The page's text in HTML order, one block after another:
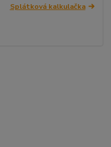
Splátková kalkulačka